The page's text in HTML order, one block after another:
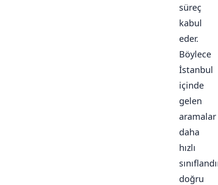
süreç
kabul
eder.
Böylece
İstanbul
içinde
gelen
aramalar
daha
hızlı
doğru